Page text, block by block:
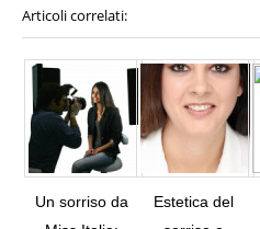
Articoli correlati:
Un sorriso da
Estetica del